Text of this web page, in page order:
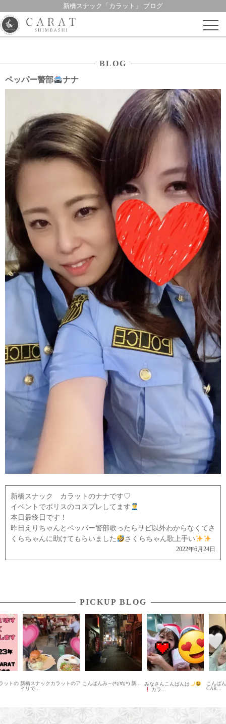
新橋スナック「カラット」 ブログ
Skip
BLOG
ペッパー警部
ナナ
新橋スナック カラットのナナです♡
イベントでポリスのコスプレしてます
本日最終日です！
昨日えりちゃんとペッパー警部歌ったらサビ以外わからなくてさ
くらちゃんに助けてもらいました
さくらちゃん歌上手い
2022年6月24日
PICKUP BLOG
ットの 新橋スナックカラットのア
イリで...
こんばんみ～(*≧∀≦*) 新...
みなさんこんばんは
カラ...
こんば
CAR...